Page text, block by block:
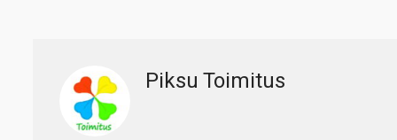
Piksu Toimitus